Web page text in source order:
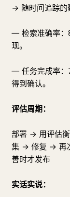
→ 随时间追踪的
— 检索准确率
现。
— 任务完成率
得到确认。
评估周期：
部署 → 用评估
集 → 修复 → 再
善时才发布
实话实说：